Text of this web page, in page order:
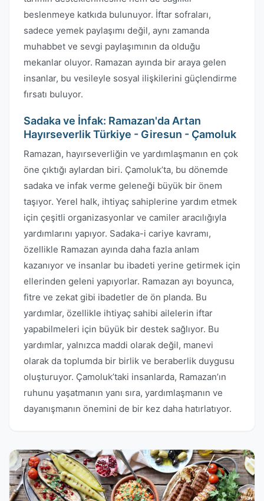
beslenmeye katkıda bulunuyor. İftar sofraları,
sadece yemek paylaşımı değil, aynı zamanda
muhabbet ve sevgi paylaşımının da olduğu
mekanlar oluyor. Ramazan ayında bir araya gelen
insanlar, bu vesileyle sosyal ilişkilerini güçlendirme
fırsatı buluyor.
Sadaka ve İnfak: Ramazan'da Artan
Hayırseverlik Türkiye - Giresun - Çamoluk
Ramazan, hayırseverliğin ve yardımlaşmanın en çok
öne çıktığı aylardan biri. Çamoluk’ta, bu dönemde
sadaka ve infak verme geleneği büyük bir önem
taşıyor. Yerel halk, ihtiyaç sahiplerine yardım etmek
için çeşitli organizasyonlar ve camiler aracılığıyla
yardımlarını yapıyor. Sadaka-i cariye kavramı,
özellikle Ramazan ayında daha fazla anlam
kazanıyor ve insanlar bu ibadeti yerine getirmek için
ellerinden geleni yapıyorlar. Ramazan ayı boyunca,
fitre ve zekat gibi ibadetler de ön planda. Bu
yardımlar, özellikle ihtiyaç sahibi ailelerin iftar
yapabilmeleri için büyük bir destek sağlıyor. Bu
yardımlar, yalnızca maddi olarak değil, manevi
olarak da toplumda bir birlik ve beraberlik duygusu
oluşturuyor. Çamoluk’taki insanlarda, Ramazan’ın
ruhunu yaşatmanın yanı sıra, yardımlaşmanın ve
dayanışmanın önemini de bir kez daha hatırlatıyor.